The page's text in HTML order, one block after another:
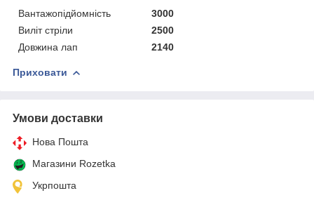
Вантажопідйомність
3000
Виліт стріли
2500
Довжина лап
2140
Приховати
Умови доставки
Нова Пошта
Магазини Rozetka
Укрпошта